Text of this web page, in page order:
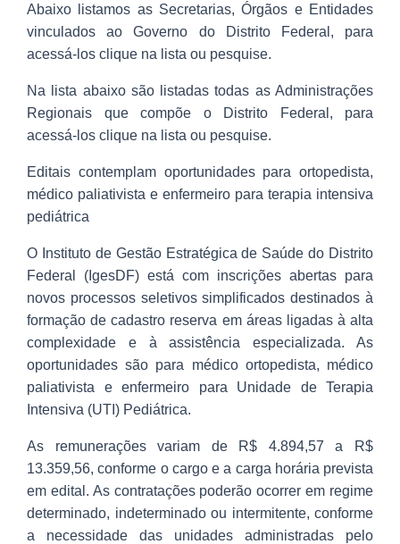
Abaixo listamos as Secretarias, Órgãos e Entidades
vinculados ao Governo do Distrito Federal, para
acessá-los clique na lista ou pesquise.
Na lista abaixo são listadas todas as Administrações
Regionais que compõe o Distrito Federal, para
acessá-los clique na lista ou pesquise.
Editais contemplam oportunidades para ortopedista,
médico paliativista e enfermeiro para terapia intensiva
pediátrica
O Instituto de Gestão Estratégica de Saúde do Distrito
Federal (IgesDF) está com inscrições abertas para
novos processos seletivos simplificados destinados à
formação de cadastro reserva em áreas ligadas à alta
complexidade e à assistência especializada. As
oportunidades são para médico ortopedista, médico
paliativista e enfermeiro para Unidade de Terapia
Intensiva (UTI) Pediátrica.
As remunerações variam de R$ 4.894,57 a R$
13.359,56, conforme o cargo e a carga horária prevista
em edital. As contratações poderão ocorrer em regime
determinado, indeterminado ou intermitente, conforme
a necessidade das unidades administradas pelo